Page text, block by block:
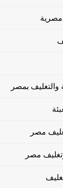
مصرية
والتغليف بمصر
مصر
وتغليف مصر